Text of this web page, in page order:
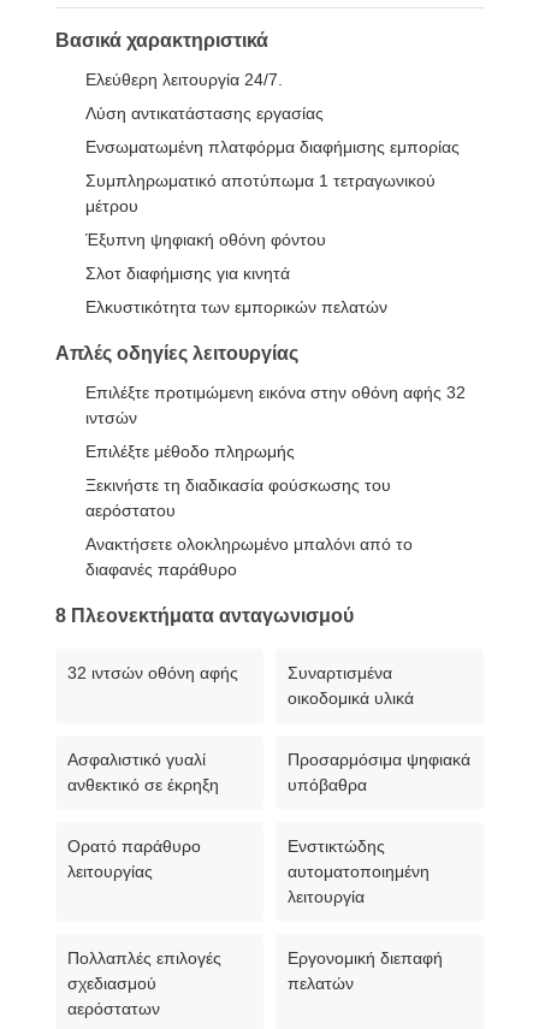
Βασικά χαρακτηριστικά
Ελεύθερη λειτουργία 24/7.
Λύση αντικατάστασης εργασίας
Ενσωματωμένη πλατφόρμα διαφήμισης εμπορίας
Συμπληρωματικό αποτύπωμα 1 τετραγωνικού
μέτρου
Έξυπνη ψηφιακή οθόνη φόντου
Σλοτ διαφήμισης για κινητά
Ελκυστικότητα των εμπορικών πελατών
Απλές οδηγίες λειτουργίας
Επιλέξτε προτιμώμενη εικόνα στην οθόνη αφής 32
ιντσών
Επιλέξτε μέθοδο πληρωμής
Ξεκινήστε τη διαδικασία φούσκωσης του
αερόστατου
Ανακτήσετε ολοκληρωμένο μπαλόνι από το
διαφανές παράθυρο
8 Πλεονεκτήματα ανταγωνισμού
32 ιντσών οθόνη αφής
Συναρτισμένα
οικοδομικά υλικά
Ασφαλιστικό γυαλί
ανθεκτικό σε έκρηξη
Προσαρμόσιμα ψηφιακά
υπόβαθρα
Ορατό παράθυρο
λειτουργίας
Ενστικτώδης
αυτοματοποιημένη
λειτουργία
Πολλαπλές επιλογές
σχεδιασμού
αερόστατων
Εργονομική διεπαφή
πελατών